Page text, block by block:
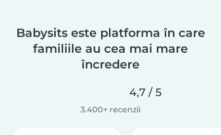
Babysits este platforma în care
familiile au cea mai mare
încredere
4,7 / 5
3.400+ recenzii